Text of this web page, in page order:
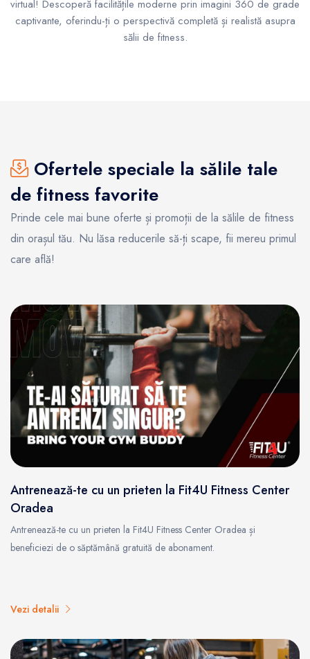
virtual! Descoperă facilitățile moderne prin imagini 360 de grade
captivante, oferindu-ți o perspectivă completă și realistă asupra
sălii de fitness.
Ofertele speciale la sălile tale
de fitness favorite
Prinde cele mai bune oferte și promoții de la sălile de fitness
din orașul tău. Nu lăsa reducerile să-ți scape, fii mereu primul
care află!
Antrenează-te cu un prieten la Fit4U Fitness Center
Oradea
Antrenează-te cu un prieten la Fit4U Fitness Center Oradea și
beneficiezi de o săptămână gratuită de abonament.
Vezi detalii